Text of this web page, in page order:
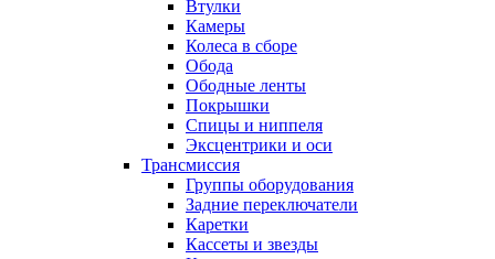
Втулки
Камеры
Колеса в сборе
Обода
Ободные ленты
Покрышки
Спицы и ниппеля
Эксцентрики и оси
Трансмиссия
Группы оборудования
Задние переключатели
Каретки
Кассеты и звезды